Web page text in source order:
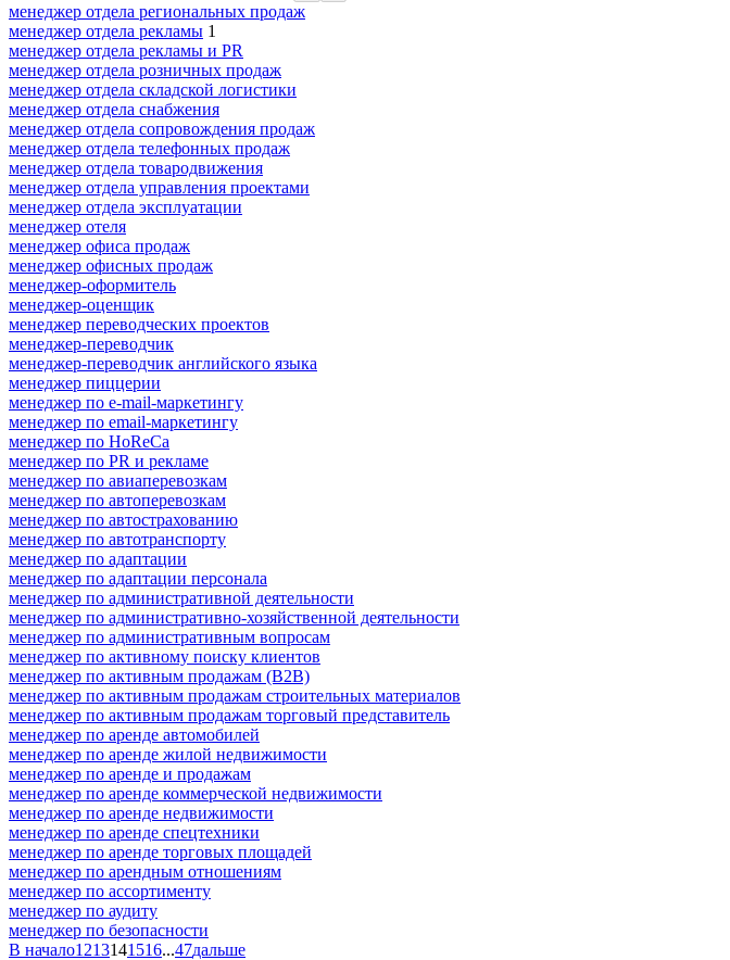
менеджер отдела региональных продаж
менеджер отдела рекламы 1
менеджер отдела рекламы и PR
менеджер отдела розничных продаж
менеджер отдела складской логистики
менеджер отдела снабжения
менеджер отдела сопровождения продаж
менеджер отдела телефонных продаж
менеджер отдела товародвижения
менеджер отдела управления проектами
менеджер отдела эксплуатации
менеджер отеля
менеджер офиса продаж
менеджер офисных продаж
менеджер-оформитель
менеджер-оценщик
менеджер переводческих проектов
менеджер-переводчик
менеджер-переводчик английского языка
менеджер пиццерии
менеджер по e-mail-маркетингу
менеджер по email-маркетингу
менеджер по HoReCa
менеджер по PR и рекламе
менеджер по авиаперевозкам
менеджер по автоперевозкам
менеджер по автострахованию
менеджер по автотранспорту
менеджер по адаптации
менеджер по адаптации персонала
менеджер по административной деятельности
менеджер по административно-хозяйственной деятельности
менеджер по административным вопросам
менеджер по активному поиску клиентов
менеджер по активным продажам (B2B)
менеджер по активным продажам строительных материалов
менеджер по активным продажам торговый представитель
менеджер по аренде автомобилей
менеджер по аренде жилой недвижимости
менеджер по аренде и продажам
менеджер по аренде коммерческой недвижимости
менеджер по аренде недвижимости
менеджер по аренде спецтехники
менеджер по аренде торговых площадей
менеджер по арендным отношениям
менеджер по ассортименту
менеджер по аудиту
менеджер по безопасности
В начало1213141516...47дальше